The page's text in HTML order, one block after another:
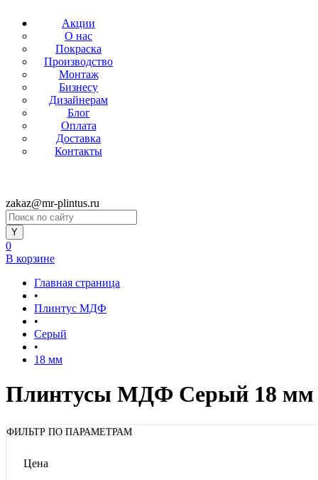
Акции
О нас
Покраска
Производство
Монтаж
Бизнесу
Дизайнерам
Блог
Оплата
Доставка
Контакты
zakaz@mr-plintus.ru
0
В корзине
Главная страница
•
Плинтус МДФ
•
Серый
•
18 мм
Плинтусы МДФ Серый 18 мм
ФИЛЬТР ПО ПАРАМЕТРАМ
Цена